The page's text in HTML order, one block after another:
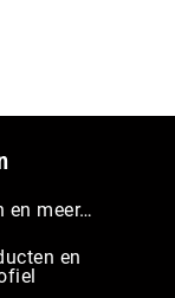
en meer…
en